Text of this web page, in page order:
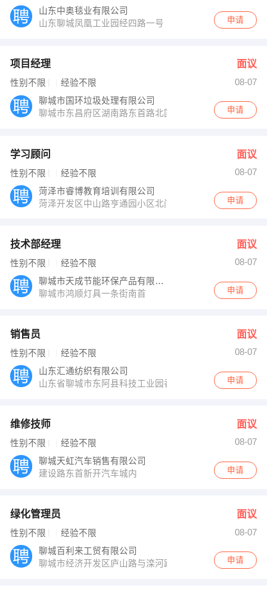
山东中奥毯业有限公司
山东聊城凤凰工业园经四路一号
申请
项目经理 面议
性别不限 经验不限
08-07
聊城市国环垃圾处理有限公司
聊城市东昌府区湖南路东首路北国环产业
申请
学习顾问 面议
性别不限 经验不限
08-07
菏泽市睿博教育培训有限公司
菏泽开发区中山路亨通园小区北门斜对过
申请
技术部经理 面议
性别不限 经验不限
08-07
聊城市天成节能环保产品有限公司
聊城市鸿顺灯具一条街南首
申请
销售员 面议
性别不限 经验不限
08-07
山东汇通纺织有限公司
山东省聊城市东阿县科技工业园香江路1号
申请
维修技师 面议
性别不限 经验不限
08-07
聊城天虹汽车销售有限公司
建设路东首新开汽车城内
申请
绿化管理员 面议
性别不限 经验不限
08-07
聊城百利来工贸有限公司
聊城市经济开发区庐山路与滦河路交接口百利来工业园
申请